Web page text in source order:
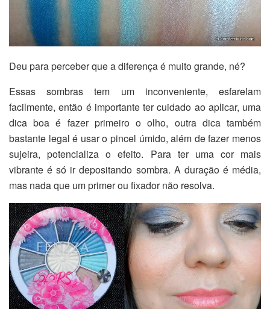
Deu para perceber que a diferença é muito grande, né?
Essas sombras tem um inconveniente, esfarelam
facilmente, então é importante ter cuidado ao aplicar, uma
dica boa é fazer primeiro o olho, outra dica também
bastante legal é usar o pincel úmido, além de fazer menos
sujeira, potencializa o efeito. Para ter uma cor mais
vibrante é só ir depositando sombra. A duração é média,
mas nada que um primer ou fixador não resolva.